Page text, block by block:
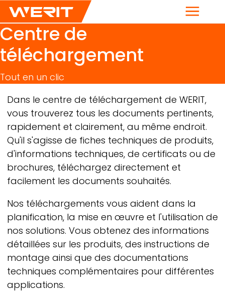
Menu
Centre de
téléchargement
Tout en un clic
Breadcrumb
Dans le centre de téléchargement de WERIT,
vous trouverez tous les documents pertinents,
rapidement et clairement, au même endroit.
Qu'il s'agisse de fiches techniques de produits,
d'informations techniques, de certificats ou de
brochures, téléchargez directement et
facilement les documents souhaités.
Nos téléchargements vous aident dans la
planification, la mise en œuvre et l'utilisation de
nos solutions. Vous obtenez des informations
détaillées sur les produits, des instructions de
montage ainsi que des documentations
techniques complémentaires pour différentes
applications.